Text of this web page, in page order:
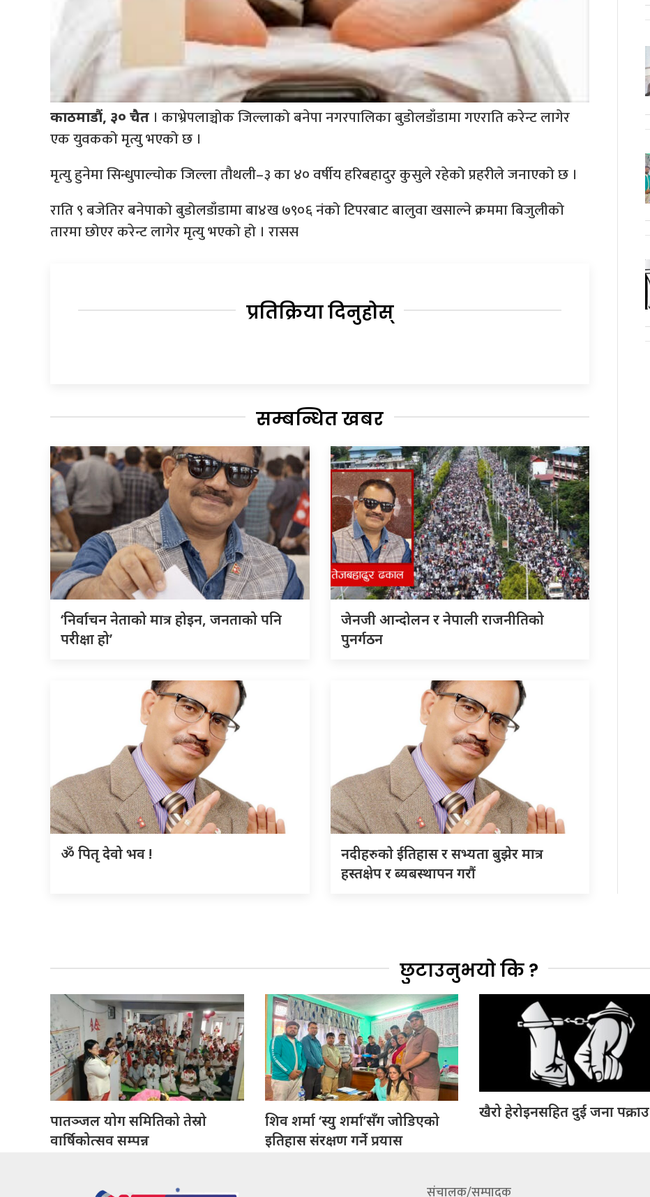
काठमाडौं, ३० चैत । काभ्रेपलाञ्चोक जिल्लाको बनेपा नगरपालिका बुडोलडाँडामा गएराति करेन्ट लागेर
एक युवकको मृत्यु भएको छ ।
मृत्यु हुनेमा सिन्धुपाल्चोक जिल्ला तौथली–३ का ४० वर्षीय हरिबहादुर कुसुले रहेको प्रहरीले जनाएको छ ।
राति ९ बजेतिर बनेपाको बुडोलडाँडामा बा४ख ७९०६ नंको टिपरबाट बालुवा खसाल्ने क्रममा बिजुलीको
तारमा छोएर करेन्ट लागेर मृत्यु भएको हो । रासस
प्रतिक्रिया दिनुहोस्
सम्बन्धित खबर
‘निर्वाचन नेताको मात्र होइन, जनताको पनि
परीक्षा हो’
जेनजी आन्दोलन र नेपाली राजनीतिको
पुनर्गठन
ॐ पितृ देवो भव !
नदीहरुकाे ईतिहास र सभ्यता बुझेर मात्र
हस्तक्षेप र ब्यबस्थापन गराैं
छुटाउनुभयो कि ?
पातञ्जल योग समितिको तेस्रो
वार्षिकोत्सव सम्पन्न
शिव शर्मा ‘स्यु शर्मा’सँग जोडिएको
इतिहास संरक्षण गर्ने प्रयास
खैरो हेरोइनसहित दुई जना पक्राउ